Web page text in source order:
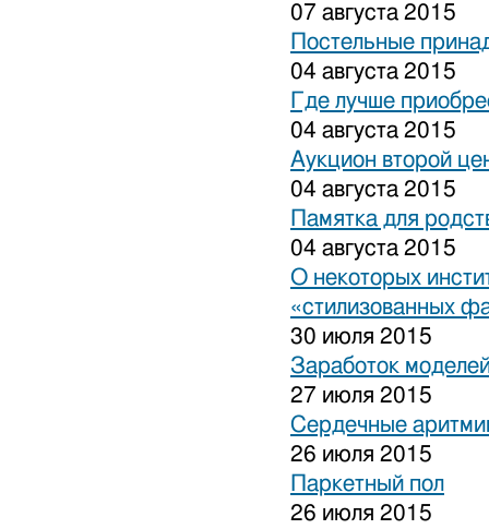
07 августа 2015
Постельные
04 августа 2015
Где лучше
04 августа 2015
Аукцион второй
04 августа 2015
Памятка для
04 августа 2015
О некоторых
«стилизованных
30 июля 2015
Заработок
27 июля 2015
Сердечные
26 июля 2015
Паркетный пол
26 июля 2015